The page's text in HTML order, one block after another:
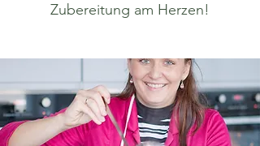
Zubereitung am Herzen!